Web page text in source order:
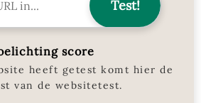
score
heeft getest komt hier de
van de websitetest.